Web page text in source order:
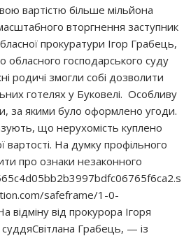
вартістю більше мільйона
вторгнення заступник
прокуратури Ігор Грабець,
обласного господарського суду
родичі змогли собі дозволити
готелях у Буковелі. Особливу
за якими було оформлено угоди.
що нерухомість куплено
вартості. На думку профільного
про ознаки незаконного
safeframe/1-0-
від прокурора Ігоря
Грабець, — із